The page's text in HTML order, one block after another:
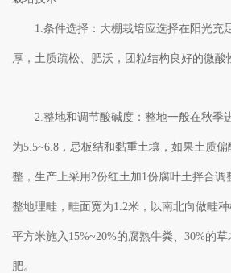
1.条件选择：大棚栽培应选择在阳光充
厚，土质疏松、肥沃，团粒结构良好的微酸
2.整地和调节酸碱度：整地一般在秋季
为5.5~6.8，忌板结和黏重土壤，如果土质
整，生产上采用2份红土加1份腐叶土拌合
整地理畦，畦面宽为1.2米，以南北向做畦
平方米施入15%~20%的腐熟牛粪、30%的
肥。